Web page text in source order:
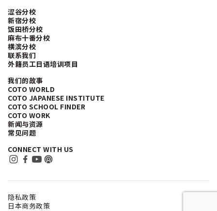
涩谷分校
新宿分校
饭田桥分校
麻布十番分校
横滨分校
联系我们
外籍员工日语培训项目
我们的故事
COTO WORLD
COTO JAPANESE INSTITUTE
COTO SCHOOL FINDER
COTO WORK
新闻与资源
常见问题
CONNECT WITH US
隐私政策
日本商务政策